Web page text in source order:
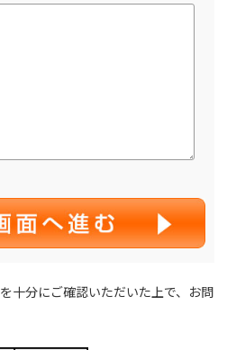
を十分にご確認いただいた上で、お問